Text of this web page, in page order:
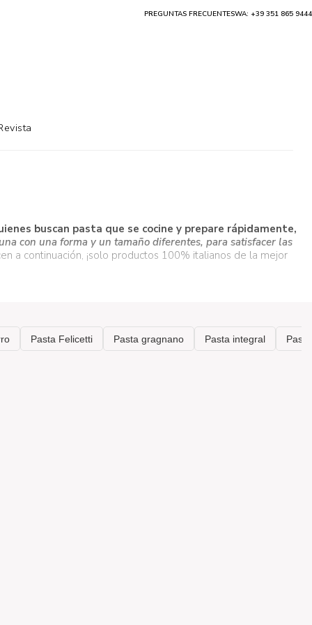
buscan pasta que se cocine y prepare rápidamente,
con una forma y un tamaño diferentes, para satisfacer las
a continuación, ¡solo productos 100% italianos de la mejor
PREGUNTAS FRECUENTESWA: +39 351 865 9444